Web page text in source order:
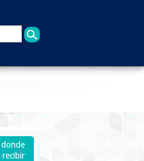
donde
recibir